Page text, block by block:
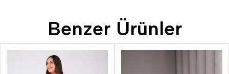
Benzer Ürünler